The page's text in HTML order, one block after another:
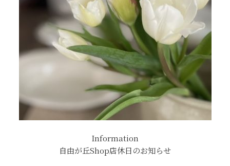
Information
自由が丘Shop店休日のお知らせ